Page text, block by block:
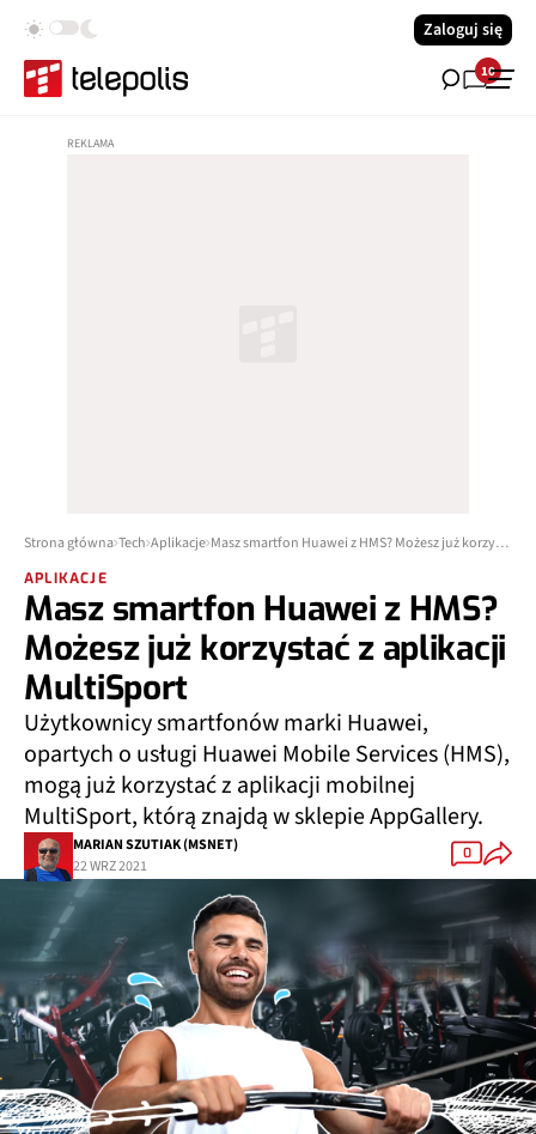
Zaloguj się
10
Strona główna Tech Aplikacje Masz smartfon Huawei z HMS? Możesz już korzystać z aplikacji MultiSport
APLIKACJE
Masz smartfon Huawei z HMS?
Możesz już korzystać z aplikacji
MultiSport
Użytkownicy smartfonów marki Huawei,
opartych o usługi Huawei Mobile Services (HMS),
mogą już korzystać z aplikacji mobilnej
MultiSport, którą znajdą w sklepie AppGallery.
MARIAN SZUTIAK (MSNET)
22 WRZ 2021
0